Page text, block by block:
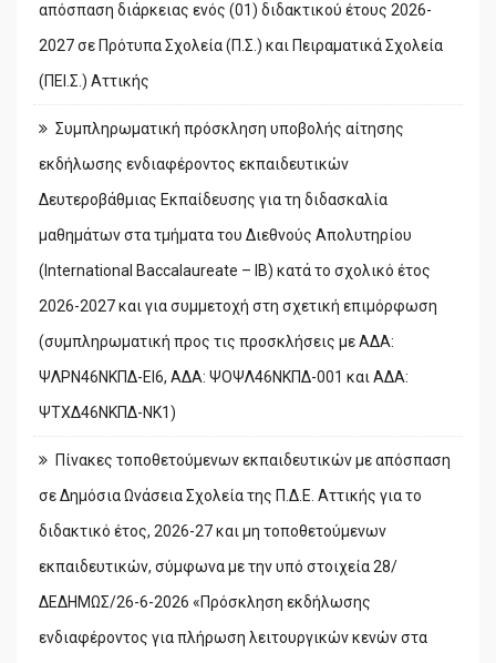
απόσπαση διάρκειας ενός (01) διδακτικού έτους 2026-
2027 σε Πρότυπα Σχολεία (Π.Σ.) και Πειραματικά Σχολεία
(ΠΕΙ.Σ.) Αττικής
Συμπληρωματική πρόσκληση υποβολής αίτησης
εκδήλωσης ενδιαφέροντος εκπαιδευτικών
Δευτεροβάθμιας Εκπαίδευσης για τη διδασκαλία
μαθημάτων στα τμήματα του Διεθνούς Απολυτηρίου
(International Baccalaureate – IB) κατά το σχολικό έτος
2026-2027 και για συμμετοχή στη σχετική επιμόρφωση
(συμπληρωματική προς τις προσκλήσεις με ΑΔΑ:
ΨΛΡΝ46ΝΚΠΔ-ΕΙ6, ΑΔΑ: ΨΟΨΛ46ΝΚΠΔ-001 και ΑΔΑ:
ΨΤΧΔ46ΝΚΠΔ-ΝΚ1)
Πίνακες τοποθετούμενων εκπαιδευτικών με απόσπαση
σε Δημόσια Ωνάσεια Σχολεία της Π.Δ.Ε. Αττικής για το
διδακτικό έτος, 2026-27 και μη τοποθετούμενων
εκπαιδευτικών, σύμφωνα με την υπό στοιχεία 28/
ΔΕΔΗΜΩΣ/26-6-2026 «Πρόσκληση εκδήλωσης
ενδιαφέροντος για πλήρωση λειτουργικών κενών στα